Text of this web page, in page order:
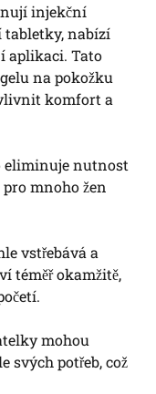
injekční
tabletky, nabízí
aplikaci. Tato
na pokožku
komfort a
eliminuje nutnost
mnoho žen
vstřebává a
téměř okamžitě,
mohou
svých potřeb, což